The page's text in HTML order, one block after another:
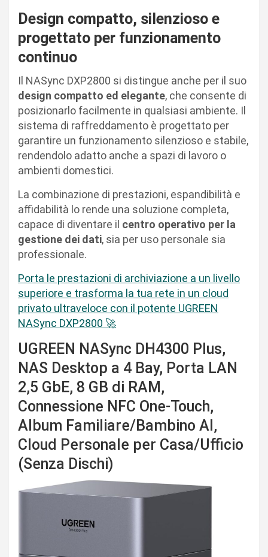
Design compatto, silenzioso e
progettato per funzionamento
continuo
Il NASync DXP2800 si distingue anche per il suo
design compatto ed elegante, che consente di
posizionarlo facilmente in qualsiasi ambiente. Il
sistema di raffreddamento è progettato per
garantire un funzionamento silenzioso e stabile,
rendendolo adatto anche a spazi di lavoro o
ambienti domestici.
La combinazione di prestazioni, espandibilità e
affidabilità lo rende una soluzione completa,
capace di diventare il centro operativo per la
gestione dei dati, sia per uso personale sia
professionale.
Porta le prestazioni di archiviazione a un livello
superiore e trasforma la tua rete in un cloud
privato ultraveloce con il potente UGREEN
NASync DXP2800 🚀
UGREEN NASync DH4300 Plus,
NAS Desktop a 4 Bay, Porta LAN
2,5 GbE, 8 GB di RAM,
Connessione NFC One-Touch,
Album Familiare/Bambino AI,
Cloud Personale per Casa/Ufficio
(Senza Dischi)